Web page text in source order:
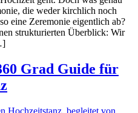
die weder kirchlich noch
eine Zeremonie eigentlich ab?
strukturierten Überblick: Wir
Grad Guide für